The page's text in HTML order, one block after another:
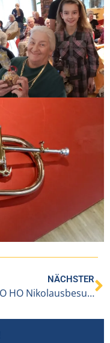
NÄCHSTER
HO HO HO Nikolausbesuch im BENEVIT Sozialzentrum Weidach